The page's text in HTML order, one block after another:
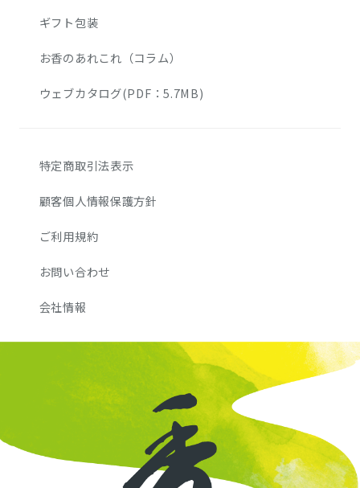
ギフト包装
お香のあれこれ（コラム）
ウェブカタログ(PDF：5.7MB)
特定商取引法表示
顧客個人情報保護方針
ご利用規約
お問い合わせ
会社情報